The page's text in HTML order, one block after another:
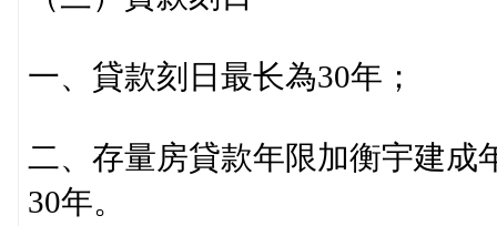
一、貸款刻日最长為30年；
二、存量房貸款年限加衡宇建成
30年。